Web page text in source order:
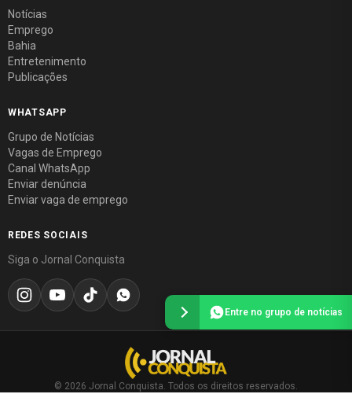
Notícias
Emprego
Bahia
Entretenimento
Publicações
WHATSAPP
Grupo de Notícias
Vagas de Emprego
Canal WhatsApp
Enviar denúncia
Enviar vaga de emprego
REDES SOCIAIS
Siga o Jornal Conquista
© 2026 Jornal Conquista. Todos os direitos reservados.
Entre no grupo de notícias